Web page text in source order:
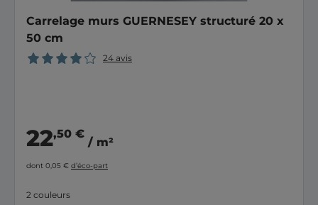
Carrelage murs GUERNESEY structuré 20 x
50 cm
24 avis
22,50 €
/ m²
dont 0,05 € d’éco-part
2 couleurs